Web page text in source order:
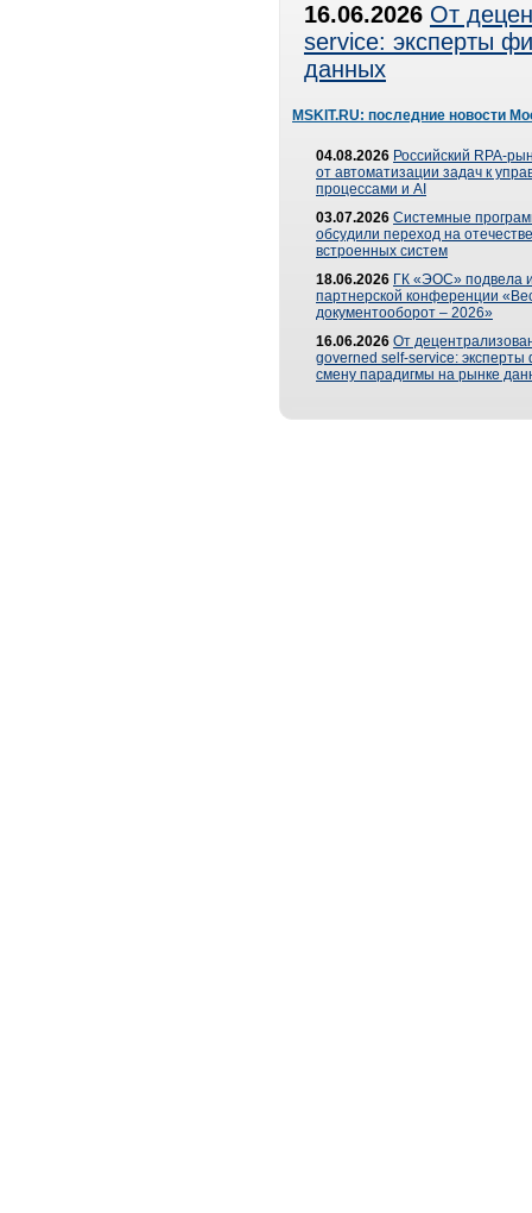
16.06.2026 От
service: эксперты
данных
MSKIT.RU: последние новости
04.08.2026 Российский RPA-
от автоматизации задач к
процессами и AI
03.07.2026 Системные
обсудили переход на
встроенных систем
18.06.2026 ГК «ЭОС» подвела
партнерской конференции
документооборот – 2026»
16.06.2026 От
governed self-service: эксперты
смену парадигмы на рынке